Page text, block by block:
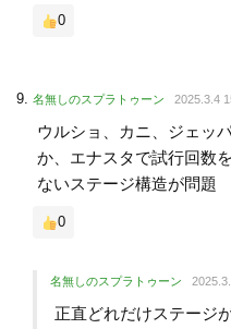
0
名無しのスプラトゥーン 2025.3.4
ウルショ、カニ、ジェッ
か、エナスタで試行回数
ないステージ構造が問題
0
名無しのスプラトゥーン
正直どれだけステージ